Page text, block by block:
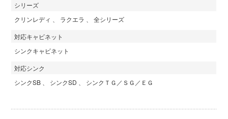
シリーズ
クリンレディ
ラクエラ 全シリーズ
対応キャビネット
シンクキャビネット
対応シンク
シンクSB
シンクSD シンクＴＧ／ＳＧ／ＥＧ